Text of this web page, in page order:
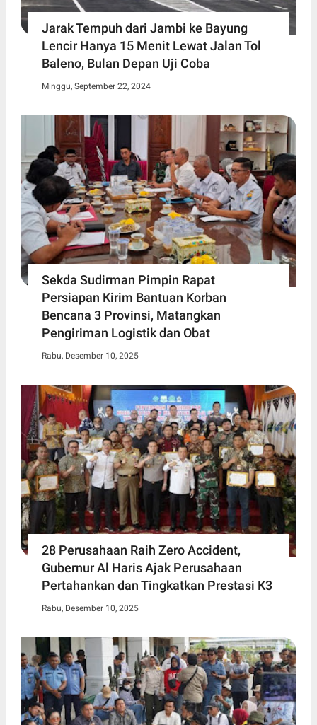
Jarak Tempuh dari Jambi ke Bayung
Lencir Hanya 15 Menit Lewat Jalan Tol
Baleno, Bulan Depan Uji Coba
Minggu, September 22, 2024
Sekda Sudirman Pimpin Rapat
Persiapan Kirim Bantuan Korban
Bencana 3 Provinsi, Matangkan
Pengiriman Logistik dan Obat
Rabu, Desember 10, 2025
28 Perusahaan Raih Zero Accident,
Gubernur Al Haris Ajak Perusahaan
Pertahankan dan Tingkatkan Prestasi K3
Rabu, Desember 10, 2025